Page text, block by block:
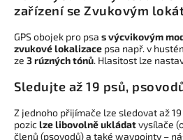
zařízení se Zvukovým
GPS obojek pro psa s výcvikovým
zvukové lokalizace psa např. v
ze 3 rúzných tónů. Hlasitost lze
Sledujte až 19 psů,
Z jednoho přijímače lze sledovat až
pozic lze libovolně ukládatvysílače
členů (psovodů) a také waypointy –